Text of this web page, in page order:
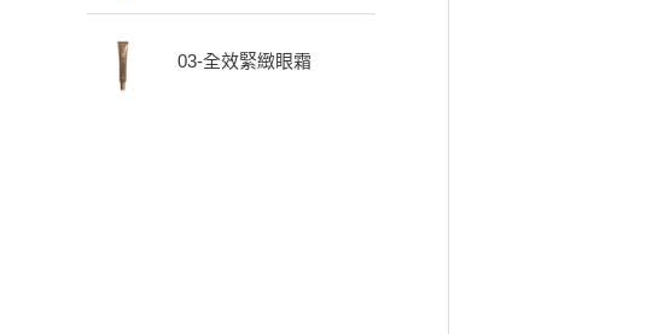
03-全效緊緻眼霜